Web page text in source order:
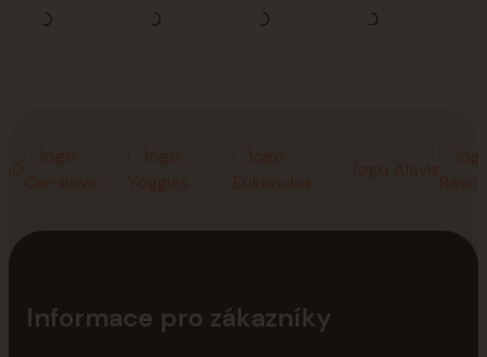
Informace pro zákazníky